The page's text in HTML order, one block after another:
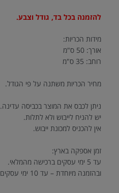
להזמנה בכל בד, גודל וצבע.
מידות הכריות:
אורך: 50 ס"מ
רוחב: 35 ס"מ
מחיר הכריות משתנה על פי הגודל.
ניתן לכבס את המוצר בכביסה עדינה.
יש להניח לייבוש ולא לתלות.
אין להכניס למכונת ייבוש.
זמן אספקה בארץ:
עד 5 ימי עסקים ברכישה מהמלאי.
ובהזמנה מיוחדת – עד 10 ימי עסקים